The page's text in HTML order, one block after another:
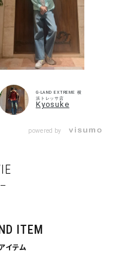
G-LAND EXTREME 横
浜トレッサ店
Kyosuke
powered by
ITEM
イテム